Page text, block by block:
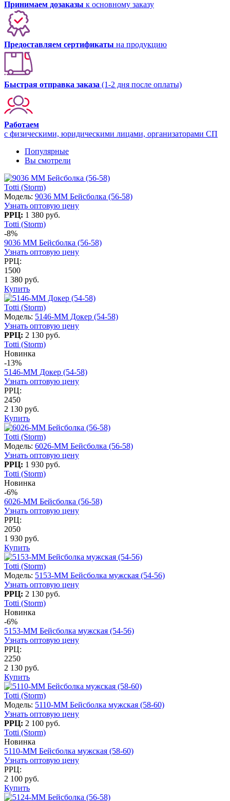
Принимаем дозаказы к основному заказу
Предоставляем сертификаты на продукцию
Быстрая отправка заказа (1-2 дня после оплаты)
Работаем
с физическими, юридическими лицами, организаторами СП
Популярные
Вы смотрели
Totti (Storm)
Модель: 9036 MM Бейсболка (56-58)
Узнать оптовую цену
РРЦ: 1 380 руб.
Totti (Storm)
-8%
9036 MM Бейсболка (56-58)
Узнать оптовую цену
РРЦ:
1500
1 380 руб.
Купить
Totti (Storm)
Модель: 5146-MM Докер (54-58)
Узнать оптовую цену
РРЦ: 2 130 руб.
Totti (Storm)
Новинка
-13%
5146-MM Докер (54-58)
Узнать оптовую цену
РРЦ:
2450
2 130 руб.
Купить
Totti (Storm)
Модель: 6026-MM Бейсболка (56-58)
Узнать оптовую цену
РРЦ: 1 930 руб.
Totti (Storm)
Новинка
-6%
6026-MM Бейсболка (56-58)
Узнать оптовую цену
РРЦ:
2050
1 930 руб.
Купить
Totti (Storm)
Модель: 5153-MM Бейсболка мужская (54-56)
Узнать оптовую цену
РРЦ: 2 130 руб.
Totti (Storm)
Новинка
-6%
5153-MM Бейсболка мужская (54-56)
Узнать оптовую цену
РРЦ:
2250
2 130 руб.
Купить
Totti (Storm)
Модель: 5110-MM Бейсболка мужская (58-60)
Узнать оптовую цену
РРЦ: 2 100 руб.
Totti (Storm)
Новинка
5110-MM Бейсболка мужская (58-60)
Узнать оптовую цену
РРЦ:
2 100 руб.
Купить